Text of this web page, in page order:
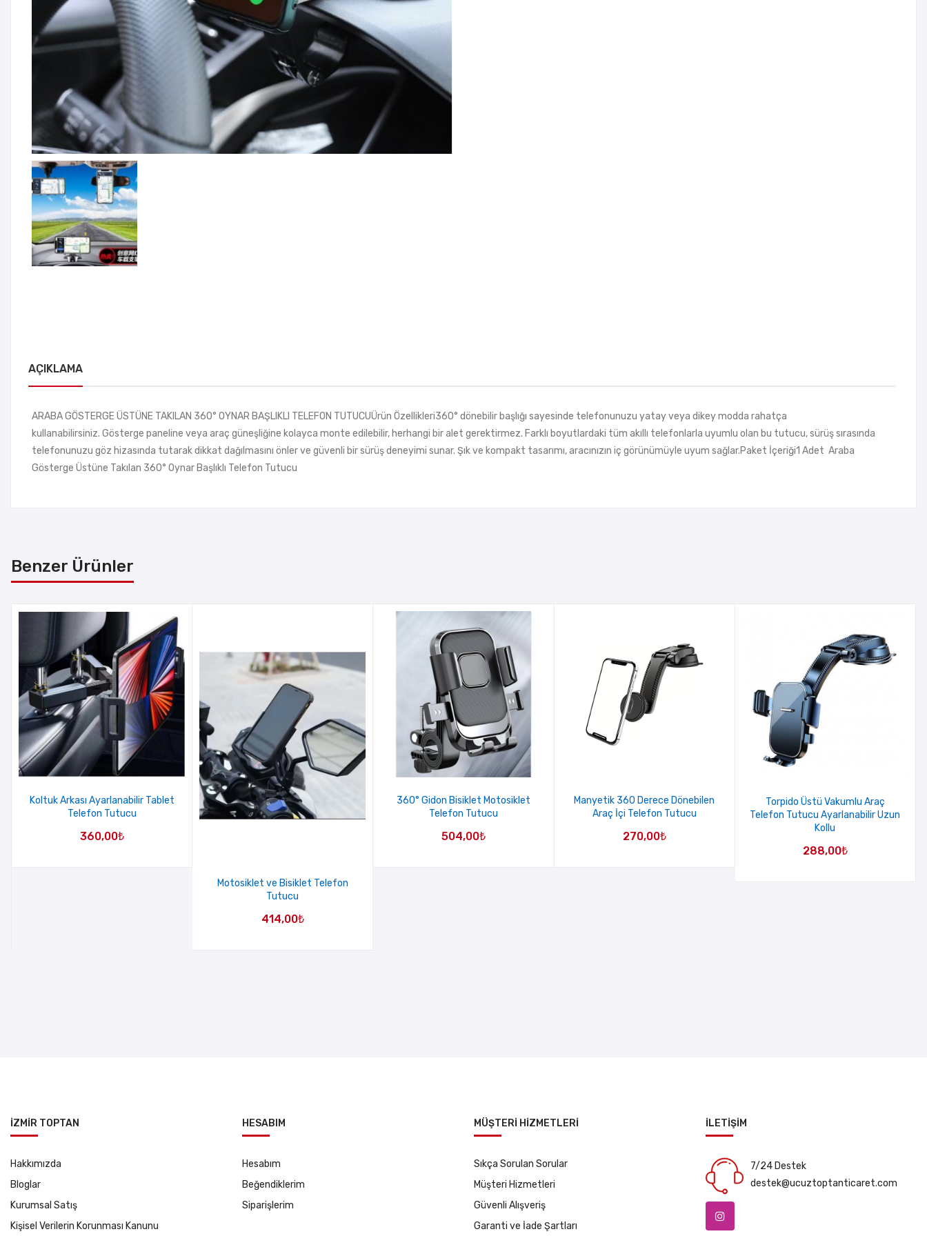
AÇIKLAMA
ARABA GÖSTERGE ÜSTÜNE TAKILAN 360° OYNAR BAŞLIKLI TELEFON TUTUCUÜrün Özellikleri360° dönebilir başlığı sayesinde telefonunuzu yatay veya dikey modda rahatça
kullanabilirsiniz. Gösterge paneline veya araç güneşliğine kolayca monte edilebilir, herhangi bir alet gerektirmez. Farklı boyutlardaki tüm akıllı telefonlarla uyumlu olan bu tutucu, sürüş sırasında
telefonunuzu göz hizasında tutarak dikkat dağılmasını önler ve güvenli bir sürüş deneyimi sunar. Şık ve kompakt tasarımı, aracınızın iç görünümüyle uyum sağlar.Paket İçeriği1 Adet Araba
Gösterge Üstüne Takılan 360° Oynar Başlıklı Telefon Tutucu
Benzer Ürünler
Koltuk Arkası Ayarlanabilir Tablet
Telefon Tutucu
360,00₺
Motosiklet ve Bisiklet Telefon
Tutucu
414,00₺
360° Gidon Bisiklet Motosiklet
Telefon Tutucu
504,00₺
Manyetik 360 Derece Dönebilen
Araç İçi Telefon Tutucu
270,00₺
Torpido Üstü Vakumlu Araç
Telefon Tutucu Ayarlanabilir Uzun
Kollu
288,00₺
İZMİR TOPTAN
Hakkımızda
Bloglar
Kurumsal Satış
Kişisel Verilerin Korunması Kanunu
HESABIM
Hesabım
Beğendiklerim
Siparişlerim
MÜŞTERİ HİZMETLERİ
Sıkça Sorulan Sorular
Müşteri Hizmetleri
Güvenli Alışveriş
Garanti ve İade Şartları
İLETİŞİM
7/24 Destek
destek@ucuztoptanticaret.com